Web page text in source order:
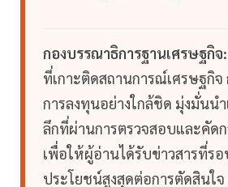
กองบรรณาธิการฐานเศรษฐกิจ:
ที่เกาะติดสถานการณ์เศรษฐกิจ
การลงทุนอย่างใกล้ชิด มุ่งมั่นน
ลึกที่ผ่านการตรวจสอบและคัด
เพื่อให้ผู้อ่านได้รับข่าวสารที่ร
ประโยชน์สูงสุดต่อการตัดสินใจ